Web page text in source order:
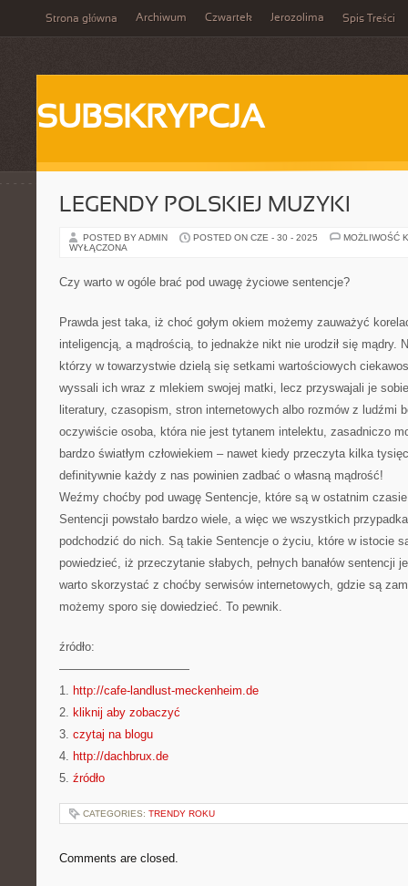
Strona główna Archiwum Czwartek Jerozolima Spis Treści
SUBSKRYPCJA
LEGENDY POLSKIEJ MUZYKI
POSTED BY ADMIN POSTED ON CZE - 30 - 2025
MOŻLIWOŚĆ
WYŁĄCZONA
Czy warto w ogóle brać pod uwagę życiowe sentencje?
Prawda jest taka, iż choć gołym okiem możemy zauważyć
inteligencją, a mądrością, to jednakże nikt nie urodził się mądry.
którzy w towarzystwie dzielą się setkami wartościowych
wyssali ich wraz z mlekiem swojej matki, lecz przyswajali je
literatury, czasopism, stron internetowych albo rozmów z ludźmi
oczywiście osoba, która nie jest tytanem intelektu, zasadniczo
bardzo światłym człowiekiem – nawet kiedy przeczyta kilka
definitywnie każdy z nas powinien zadbać o własną mądrość!
Weźmy choćby pod uwagę Sentencje, które są w ostatnim
Sentencji powstało bardzo wiele, a więc we wszystkich
podchodzić do nich. Są takie Sentencje o życiu, które w istocie
powiedzieć, iż przeczytanie słabych, pełnych banałów sentencji
warto skorzystać z choćby serwisów internetowych, gdzie są
możemy sporo się dowiedzieć. To pewnik.
źródło:
———————————
1. http://cafe-landlust-meckenheim.de
2. kliknij aby zobaczyć
3. czytaj na blogu
4. http://dachbrux.de
5. źródło
CATEGORIES: TRENDY ROKU
Comments are closed.